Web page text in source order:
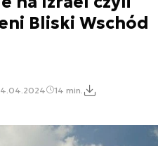
Bliski Wschód
14 min.